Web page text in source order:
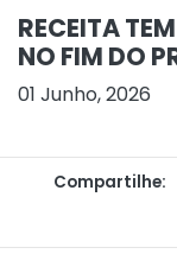
RECEITA
NO FIM DO
01 Junho, 2026
Compartilhe: